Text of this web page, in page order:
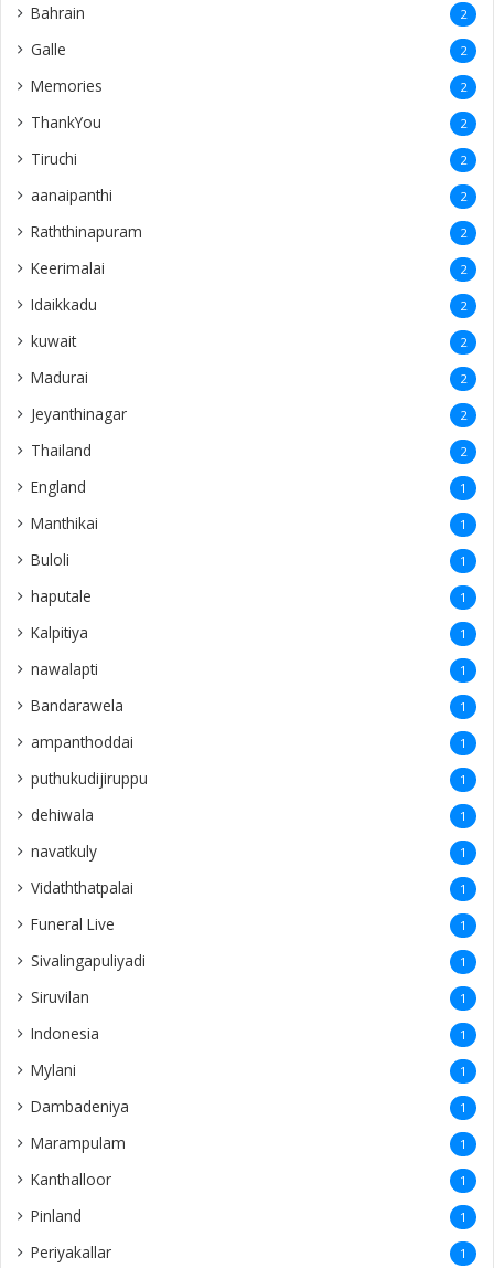
Bahrain 2
Galle 2
Memories 2
ThankYou 2
Tiruchi 2
aanaipanthi 2
Raththinapuram 2
Keerimalai 2
Idaikkadu 2
kuwait 2
Madurai 2
Jeyanthinagar 2
Thailand 2
England 1
Manthikai 1
Buloli 1
haputale 1
Kalpitiya 1
nawalapti 1
Bandarawela 1
ampanthoddai 1
puthukudijiruppu 1
dehiwala 1
navatkuly 1
Vidaththatpalai 1
Funeral Live 1
Sivalingapuliyadi 1
Siruvilan 1
Indonesia 1
Mylani 1
Dambadeniya 1
Marampulam 1
Kanthalloor 1
Pinland 1
Periyakallar 1